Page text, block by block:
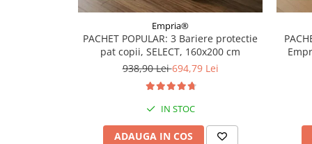
Covorase ortopedice senzoriale
Cuburi magnetice JollyHeap®
Stikere decorative si covoare
Empria®
PACHET POPULAR: 3 Bariere protectie
pat copii, SELECT, 160x200 cm
938,90 Lei694,79 Lei
IN STOC
ADAUGA IN COS